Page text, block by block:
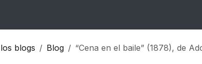
blogs Blog “Cena en el baile” (1878), de